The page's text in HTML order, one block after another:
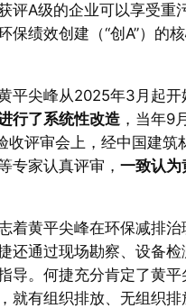
评A级的企业可以享受
保绩效创建（“创A”）的
平尖峰从2025年3月起开
行了系统性改造 ，当年9
评审会上，经中国建
专家认真评审， 一致认为
着黄平尖峰在环保减排
还通过现场勘察、设备
导。何捷充分肯定了黄
就有组织排放、无组织